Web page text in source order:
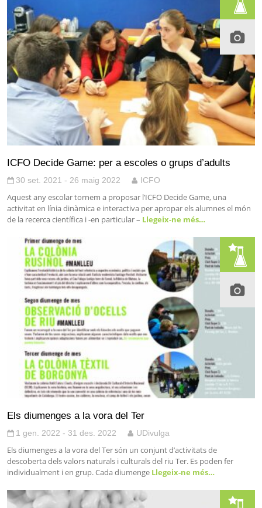
ICFO Decide Game: per a escoles o grups d’adults
30 set. 2021 - 26 maig 2022 ICFO
Aquest any escolar tornem a proposar l’ICFO Decide Game, una
activitat en línia dinàmica e interactiva per apropar els alumnes el món
de la recerca científica i -en particular – Llegeix-ne més…
Els diumenges a la vora del Ter
1 gen. 2022 - 31 des. 2022 UDivulga
Els diumenges a la vora del Ter són un conjunt d’activitats de
descoberta dels valors naturals i culturals del riu Ter. Es poden fer
individualment i en grup. Cada diumenge Llegeix-ne més…